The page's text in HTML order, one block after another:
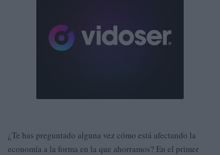
¿Te has preguntado alguna vez cómo está afectando la
economía a la forma en la que ahorramos? En el primer